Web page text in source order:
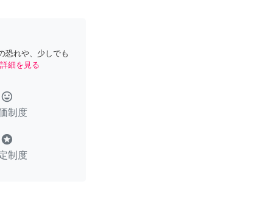
恐れや、少しでも
詳細を見る
tag_faces
制度
stars
制度